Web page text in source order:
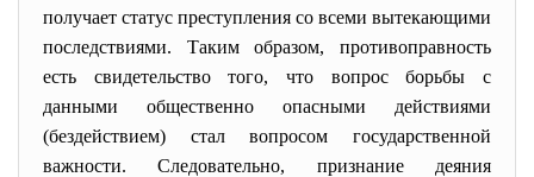
получает статус преступления со всеми вытекающими
последствиями. Таким образом, противоправность
есть свидетельство того, что вопрос борьбы с
данными общественно опасными действиями
(бездействием) стал вопросом государственной
важности. Следовательно, признание деяния